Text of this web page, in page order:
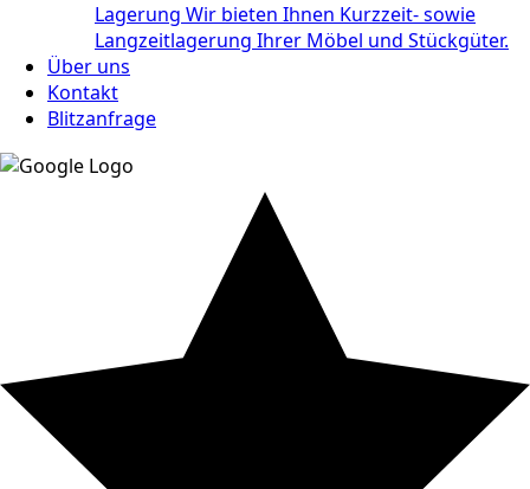
Lagerung Wir bieten Ihnen Kurzzeit- sowie
Langzeitlagerung Ihrer Möbel und Stückgüter.
Über uns
Kontakt
Blitzanfrage